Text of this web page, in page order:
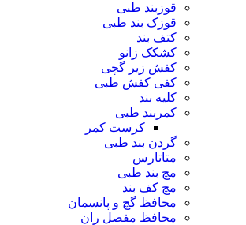
قوزبند طبی
قوزک بند طبی
کتف بند
کشکک زانو
کفش زیر گچی
کفی کفش طبی
کلیه بند
کمربند طبی
کرست کمر
گردن بند طبی
متاتارس
مچ بند طبی
مچ کف بند
محافظ گچ و پانسمان
محافظ مفصل ران